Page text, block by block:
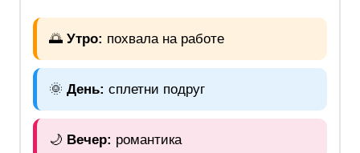
🌅 Утро: похвала на работе
🌞 День: сплетни подруг
🌙 Вечер: романтика